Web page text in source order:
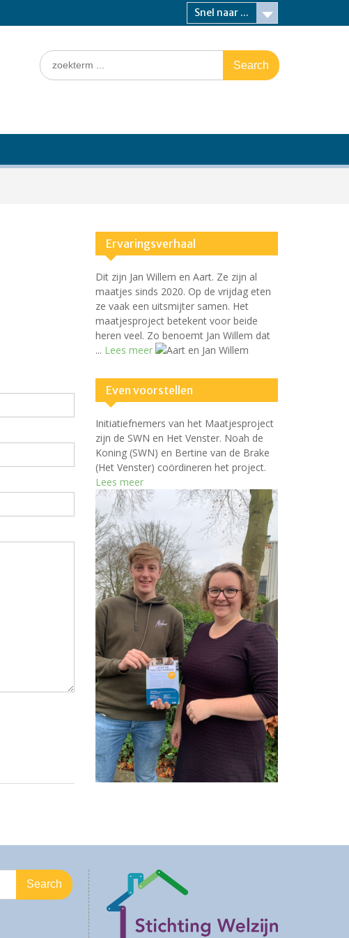
Snel naar ...
Search
for:
Ervaringsverhaal
Dit zijn Jan Willem en Aart. Ze zijn al
maatjes sinds 2020. Op de vrijdag eten
ze vaak een uitsmijter samen. Het
maatjesproject betekent voor beide
heren veel. Zo benoemt Jan Willem dat
... Lees meer
Even voorstellen
Initiatiefnemers van het Maatjesproject
zijn de SWN en Het Venster. Noah de
Koning (SWN) en Bertine van de Brake
(Het Venster) coördineren het project.
Lees meer